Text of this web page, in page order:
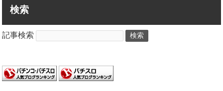
検索
記事検索 検索